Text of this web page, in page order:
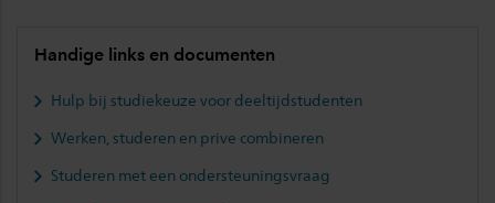
Handige links en documenten
Hulp bij studiekeuze voor deeltijdstudenten
Werken, studeren en prive combineren
Studeren met een ondersteuningsvraag